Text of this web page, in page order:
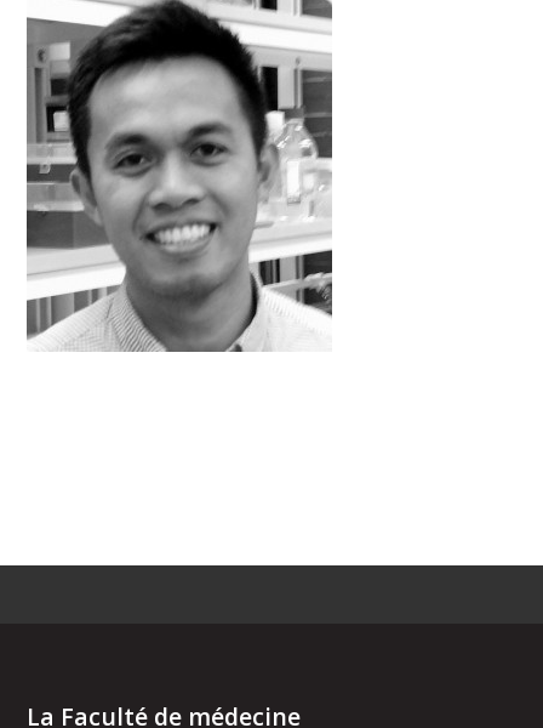
La Faculté de médecine